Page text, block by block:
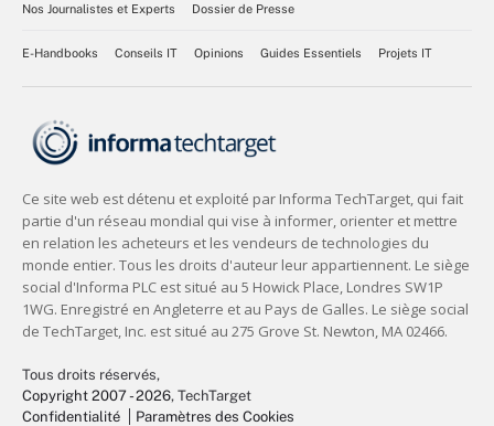
Nos Journalistes et Experts
Dossier de Presse
E-Handbooks Conseils IT Opinions Guides Essentiels Projets IT
Tous droits réservés,
Copyright 2007 - 2026, TechTarget
Confidentialité
Paramètres des Cookies